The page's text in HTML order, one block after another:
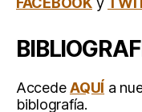
AccedeAQUÍ a
biblografía.